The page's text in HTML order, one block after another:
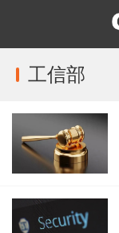
工信部